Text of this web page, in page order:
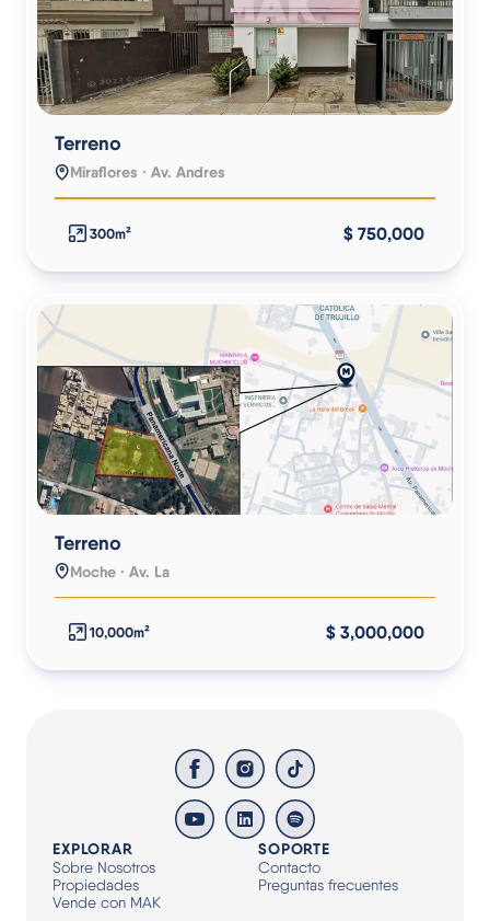
Terreno
Miraflores · Av. Andres
300m² $ 750,000
Terreno
Moche · Av. La
10,000m² $ 3,000,000
EXPLORAR
Sobre Nosotros
Propiedades
Vende con MAK
SOPORTE
Contacto
Preguntas frecuentes